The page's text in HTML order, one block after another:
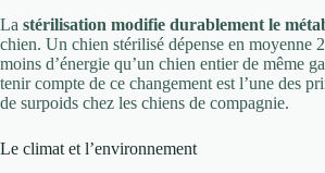
La stérilisation modifie durablement le
chien. Un chien stérilisé dépense en moyenne
moins d’énergie qu’un chien entier de même
tenir compte de ce changement est l’une des
de surpoids chez les chiens de compagnie.
Le climat et l’environnement